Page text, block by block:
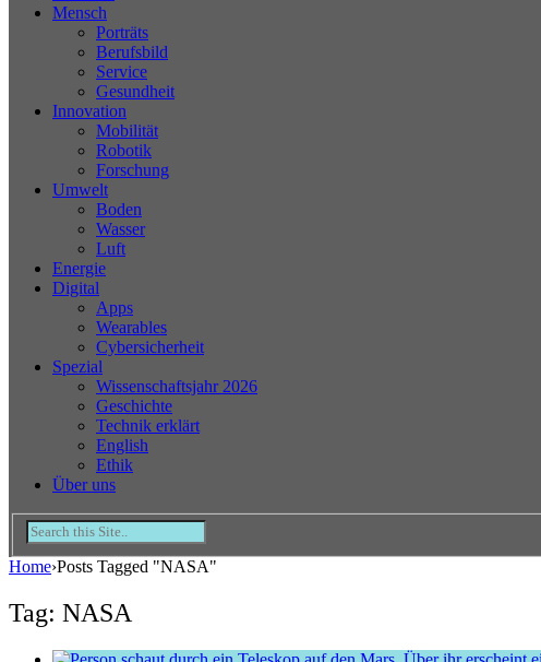
Mensch
Porträts
Berufsbild
Service
Gesundheit
Innovation
Mobilität
Robotik
Forschung
Umwelt
Boden
Wasser
Luft
Energie
Digital
Apps
Wearables
Cybersicherheit
Spezial
Wissenschaftsjahr 2026
Geschichte
Technik erklärt
English
Ethik
Über uns
Home›Posts Tagged "NASA"
Tag: NASA